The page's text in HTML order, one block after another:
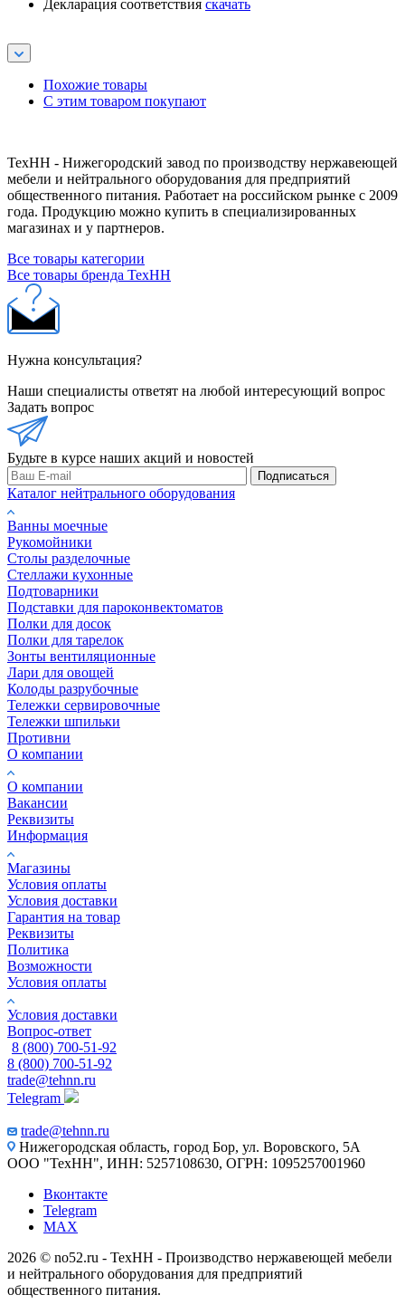
Декларация соответствия скачать
Похожие товары
С этим товаром покупают
ТехНН - Нижегородский завод по производству нержавеющей
мебели и нейтрального оборудования для предприятий
общественного питания. Работает на российском рынке с 2009
года. Продукцию можно купить в специализированных
магазинах и у партнеров.
Все товары категории
Все товары бренда ТехНН
Нужна консультация?
Наши специалисты ответят на любой интересующий вопрос
Задать вопрос
Будьте в курсе наших акций и новостей
Подписаться
Каталог нейтрального оборудования
Ванны моечные
Рукомойники
Столы разделочные
Стеллажи кухонные
Подтоварники
Подставки для пароконвектоматов
Полки для досок
Полки для тарелок
Зонты вентиляционные
Лари для овощей
Колоды разрубочные
Тележки сервировочные
Тележки шпильки
Противни
О компании
О компании
Вакансии
Реквизиты
Информация
Магазины
Условия оплаты
Условия доставки
Гарантия на товар
Реквизиты
Политика
Возможности
Условия оплаты
Условия доставки
Вопрос-ответ
8 (800) 700-51-92
8 (800) 700-51-92
trade@tehnn.ru
Telegram
trade@tehnn.ru
Нижегородская область, город Бор, ул. Воровского, 5А
ООО "ТехНН", ИНН: 5257108630, ОГРН: 1095257001960
Вконтакте
Telegram
MAX
2026 © no52.ru - ТехНН - Производство нержавеющей мебели
и нейтрального оборудования для предприятий
общественного питания.